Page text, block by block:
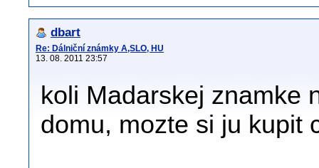
dbart
Re: Dálniční známky A,SLO, HU
13. 08. 2011 23:57
koli Madarskej znamke
domu, mozte si ju kupit